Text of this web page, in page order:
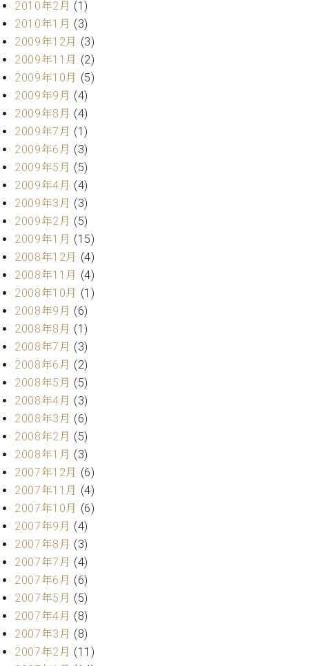
2010年2月 (1)
2010年1月 (3)
2009年12月 (3)
2009年11月 (2)
2009年10月 (5)
2009年9月 (4)
2009年8月 (4)
2009年7月 (1)
2009年6月 (3)
2009年5月 (5)
2009年4月 (4)
2009年3月 (3)
2009年2月 (5)
2009年1月 (15)
2008年12月 (4)
2008年11月 (4)
2008年10月 (1)
2008年9月 (6)
2008年8月 (1)
2008年7月 (3)
2008年6月 (2)
2008年5月 (5)
2008年4月 (3)
2008年3月 (6)
2008年2月 (5)
2008年1月 (3)
2007年12月 (6)
2007年11月 (4)
2007年10月 (6)
2007年9月 (4)
2007年8月 (3)
2007年7月 (4)
2007年6月 (6)
2007年5月 (5)
2007年4月 (8)
2007年3月 (8)
2007年2月 (11)